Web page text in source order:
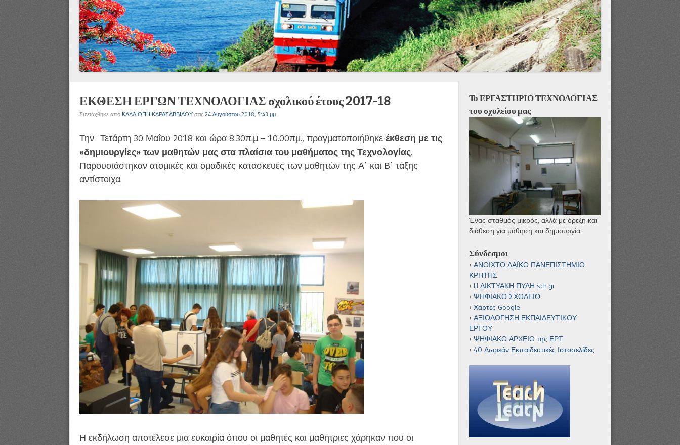
ΕΚΘΕΣΗ ΕΡΓΩΝ ΤΕΧΝΟΛΟΓΙΑΣ σχολικού έτους 2017-18
Συντάχθηκε από ΚΑΛΛΙΟΠΗ ΚΑΡΑΣΑΒΒΙΔΟΥ στις 24 Αυγούστου 2018, 5:43 μμ
Την Τετάρτη 30 Μαΐου 2018 και ώρα 8.30π.μ – 10.00πμ., πραγματοποιήθηκε έκθεση με τις
«δημιουργίες» των μαθητών μας στα πλαίσια του μαθήματος της Τεχνολογίας.
Παρουσιάστηκαν ατομικές και ομαδικές κατασκευές των μαθητών της Α΄ και Β΄ τάξης
αντίστοιχα.
Η εκδήλωση αποτέλεσε μια ευκαιρία όπου οι μαθητές και μαθήτριες χάρηκαν που οι
Το ΕΡΓΑΣΤΗΡΙΟ ΤΕΧΝΟΛΟΓΙΑΣ
του σχολείου μας
Ένας σταθμός μικρός, αλλά με όρεξη και
διάθεση για μάθηση και δημιουργία.
Σύνδεσμοι
ΑΝΟΙΧΤΟ ΛΑΪΚΟ ΠΑΝΕΠΙΣΤΗΜΙΟ
ΚΡΗΤΗΣ
H ΔΙΚΤΥΑΚΗ ΠΥΛΗ sch.gr
ΨΗΦΙΑΚΟ ΣΧΟΛΕΙΟ
Χάρτες Google
ΑΞΙΟΛΟΓΗΣΗ ΕΚΠΑΙΔΕΥΤΙΚΟΥ
ΕΡΓΟΥ
ΨΗΦΙΑΚΟ ΑΡΧΕΙΟ της ΕΡΤ
40 Δωρεάν Εκπαιδευτικές Ιστοσελίδες